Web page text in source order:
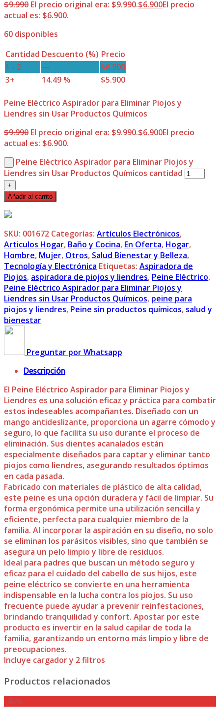
$9.990 El precio original era: $9.990.$6.900El precio
actual es: $6.900.
60 disponibles
Cantidad Descuento (%) Precio
1 - 2
— $6.900
3+
14.49 % $5.900
Peine Eléctrico Aspirador para Eliminar Piojos y
Liendres sin Usar Productos Químicos
$9.990 El precio original era: $9.990.$6.900El precio
actual es: $6.900.
Peine Eléctrico Aspirador para Eliminar Piojos y
Liendres sin Usar Productos Químicos cantidad
Añadir al carrito
SKU: 001672 Categorías: Artículos Electrónicos,
Articulos Hogar, Baño y Cocina, En Oferta, Hogar,
Hombre, Mujer, Otros, Salud Bienestar y Belleza,
Tecnología y Electrónica Etiquetas: Aspiradora de
Piojos, aspiradora de piojos y liendres, Peine Eléctrico,
Peine Eléctrico Aspirador para Eliminar Piojos y
Liendres sin Usar Productos Químicos, peine para
piojos y liendres, Peine sin productos químicos, salud y
bienestar
Preguntar por Whatsapp
Descripción
El Peine Eléctrico Aspirador para Eliminar Piojos y
Liendres es una solución eficaz y práctica para combatir
estos indeseables acompañantes. Diseñado con un
mango antideslizante, proporciona un agarre cómodo y
seguro, lo que facilita su uso durante el proceso de
eliminación. Sus dientes acanalados están
especialmente diseñados para captar y eliminar tanto
piojos como liendres, asegurando resultados óptimos
en cada pasada.
Fabricado con materiales de plástico de alta calidad,
este peine es una opción duradera y fácil de limpiar. Su
forma ergonómica permite una utilización sencilla y
eficiente, perfecta para cualquier miembro de la
familia. Al incorporar la aspiración en su diseño, no solo
se eliminan los parásitos visibles, sino que también se
asegura un pelo limpio y libre de residuos.
Ideal para padres que buscan un método seguro y
eficaz para el cuidado del cabello de sus hijos, este
peine eléctrico se convierte en una herramienta
indispensable en la lucha contra los piojos. Su uso
frecuente puede ayudar a prevenir reinfestaciones,
brindando tranquilidad y confort. Apostar por este
producto es invertir en la salud capilar de toda la
familia, garantizando un entorno más limpio y libre de
preocupaciones.
Incluye cargador y 2 filtros
Productos relacionados